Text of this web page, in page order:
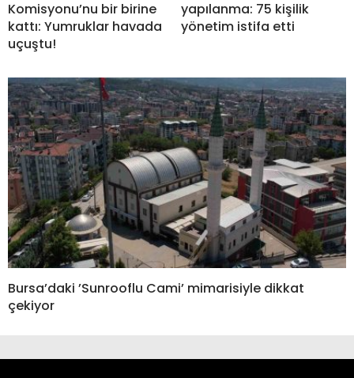
Komisyonu’nu bir birine
kattı: Yumruklar havada
uçuştu!
yapılanma: 75 kişilik
yönetim istifa etti
Bursa’daki ’Sunrooflu Cami’ mimarisiyle dikkat
çekiyor